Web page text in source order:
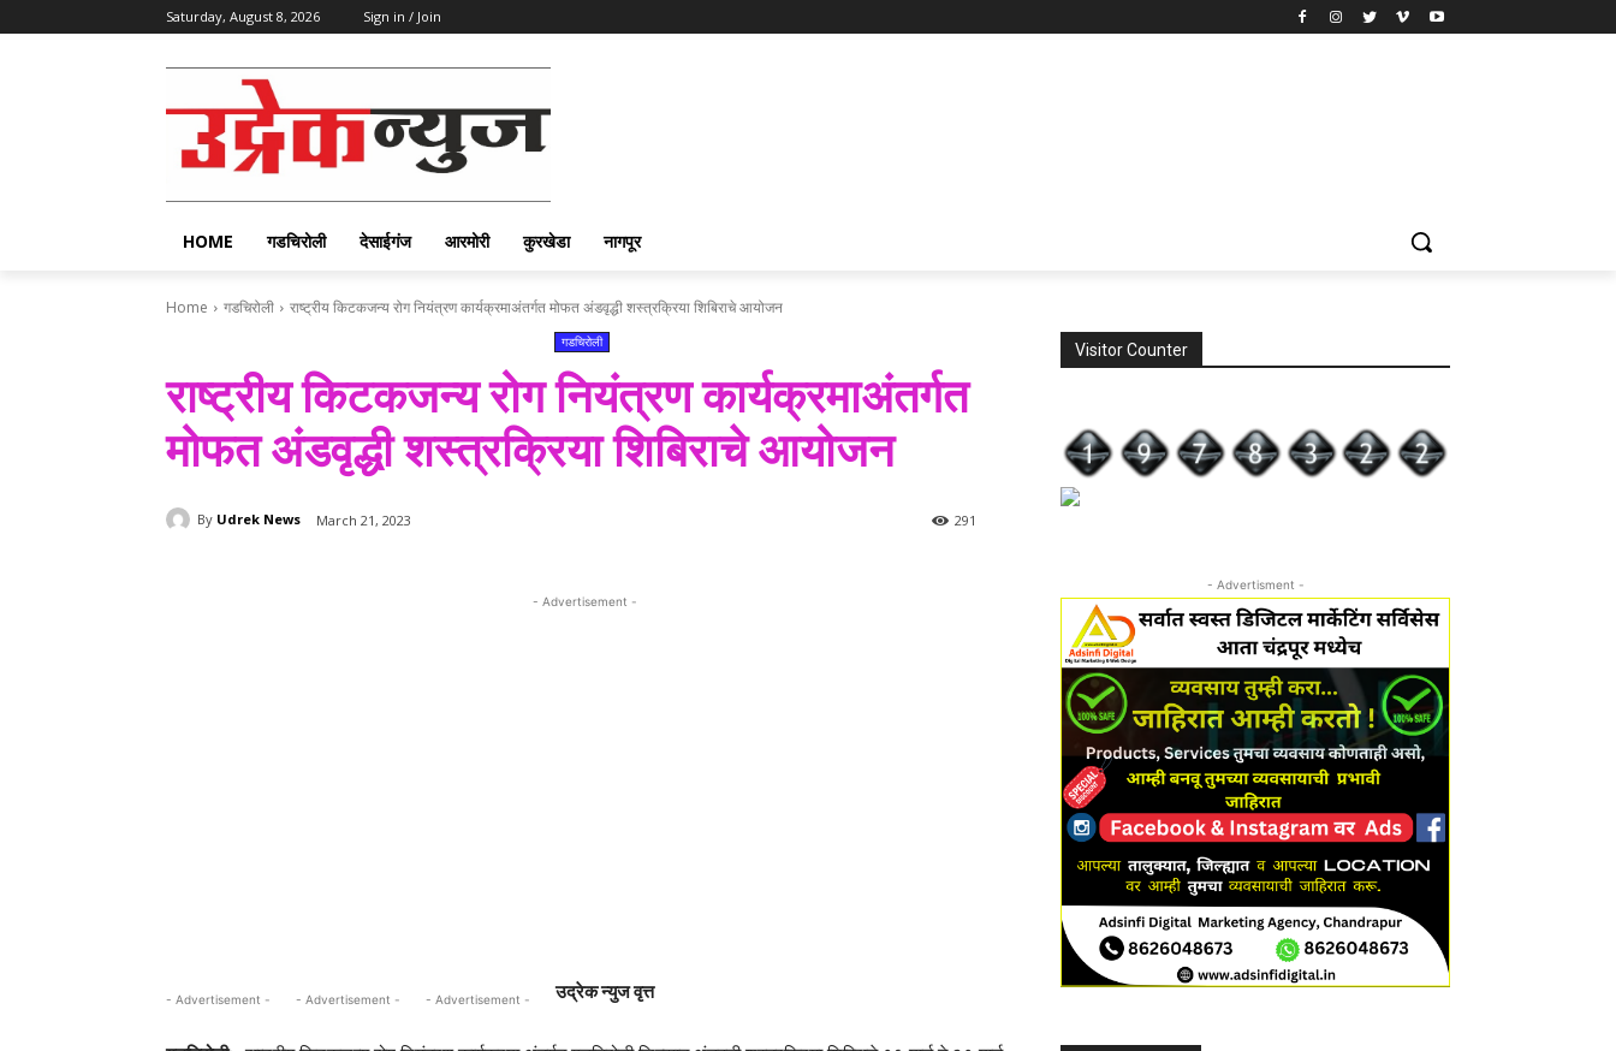
Saturday, August 8, 2026 Sign in / Join
HOME गडचिरोली देसाईगंज आरमोरी कुरखेडा नागपूर
Home गडचिरोली राष्ट्रीय किटकजन्य रोग नियंत्रण कार्यक्रमाअंतर्गत मोफत अंडवृद्धी शस्त्रक्रिया शिबिराचे आयोजन
गडचिरोली
राष्ट्रीय किटकजन्य रोग नियंत्रण कार्यक्रमाअंतर्गत
मोफत अंडवृद्धी शस्त्रक्रिया शिबिराचे आयोजन
By Udrek News March 21, 2023 291
- Advertisement -
- Advertisement - - Advertisement - - Advertisement - उद्रेक न्युज वृत्त
Visitor Counter
- Advertisment -